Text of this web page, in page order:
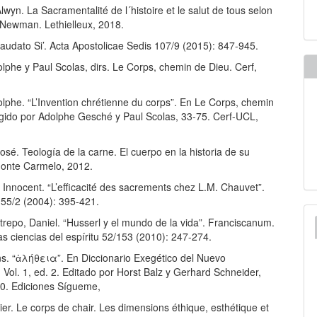
La Sacramentalité de l´histoire et le salut de tous selon
Lethielleux, 2018.
Si’. Acta Apostolicae Sedis 107/9 (2015): 847-945.
y Paul Scolas, dirs. Le Corps, chemin de Dieu. Cerf,
“L’Invention chrétienne du corps”. En Le Corps, chemin
por Adolphe Gesché y Paul Scolas, 33-75. Cerf-UCL,
Teología de la carne. El cuerpo en la historia de su
Carmelo, 2012.
“L’efficacité des sacrements chez L.M. Chauvet”.
2 (2004): 395-421.
Daniel. “Husserl y el mundo de la vida”. Franciscanum.
ciencias del espíritu 52/153 (2010): 247-274.
“ἀλήθεια”. En Diccionario Exegético del Nuevo
1, ed. 2. Editado por Horst Balz y Gerhard Schneider,
Ediciones Sígueme,
Le corps de chair. Les dimensions éthique, esthétique et